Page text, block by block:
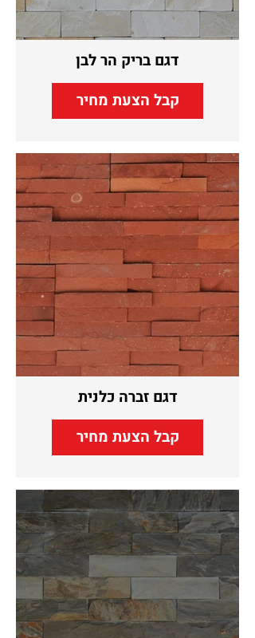
דגם בריק הר לבן
קבל הצעת מחיר
דגם זברה כלנית
קבל הצעת מחיר